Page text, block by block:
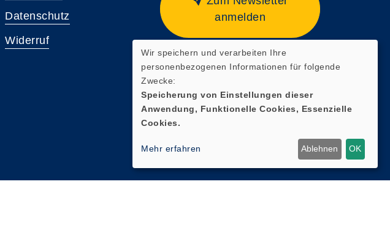
Datenschutz
Widerruf
anmelden
Wir speichern und verarbeiten Ihre
personenbezogenen Informationen für folgende
Zwecke:
Speicherung von Einstellungen dieser
Anwendung, Funktionelle Cookies, Essenzielle
Cookies.
Mehr erfahren Ablehnen OK